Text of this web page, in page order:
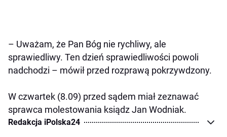
– Uważam, że Pan Bóg nie rychliwy, ale
sprawiedliwy. Ten dzień sprawiedliwości powoli
nadchodzi – mówił przed rozprawą pokrzywdzony.
W czwartek (8.09) przed sądem miał zeznawać
sprawca molestowania ksiądz Jan Wodniak.
Redakcja iPolska24